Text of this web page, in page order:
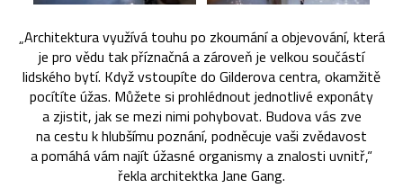
„Architektura využívá touhu po zkoumání a objevování, která
je pro vědu tak příznačná a zároveň je velkou součástí
lidského bytí. Když vstoupíte do Gilderova centra, okamžitě
pocítíte úžas. Můžete si prohlédnout jednotlivé exponáty
a zjistit, jak se mezi nimi pohybovat. Budova vás zve
na cestu k hlubšímu poznání, podněcuje vaši zvědavost
a pomáhá vám najít úžasné organismy a znalosti uvnitř,“
řekla architektka Jane Gang.